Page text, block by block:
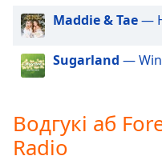
window.
Escape
cancel
the
window.
Maddie & Tae—
Sugarland —
Водгукі аб
Radio